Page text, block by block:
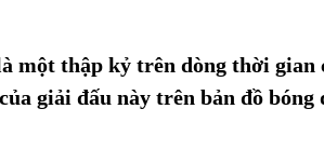
một thập kỷ trên dòng thời gian
giải đấu này trên bản đồ bóng